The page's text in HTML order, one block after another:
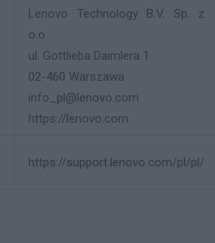
Lenovo Technology B.V. Sp. z
o.o.
ul. Gottlieba Daimlera 1
02-460 Warszawa
info_pl@lenovo.com
https://lenovo.com
https://support.lenovo.com/pl/pl/